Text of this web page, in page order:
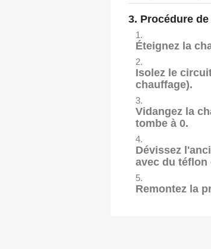
3. Procédure
Éteignez la
Isolez le
chauffage).
Vidangez la
tombe à 0.
Dévissez
avec du téflon
Remontez la